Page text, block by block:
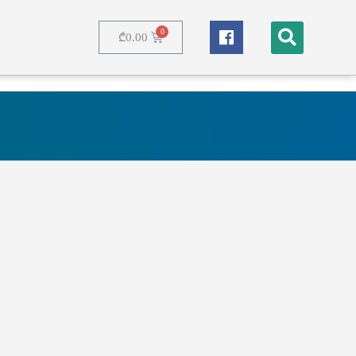
₾0.00
ullamcorper